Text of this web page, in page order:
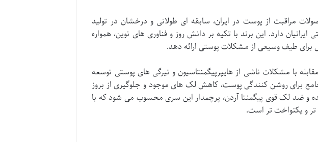
مراقبت از پوست در ایران، سابقه ای طولانی و درخشان در تولید
دارد. این برند با تکیه بر دانش روز و فناوری های نوین، همواره
طیف وسیعی از مشکلات پوستی ارائه دهد.
با مشکلات ناشی از هایپرپیگمنتاسیون و تیرگی های پوستی توسعه
برای روشن کنندگی پوست، کاهش لک های موجود و جلوگیری از بروز
ضد لک قوی پیگمنتا آردن، پرچمدار این سری محسوب می شود که با
و یکنواخت تر است.